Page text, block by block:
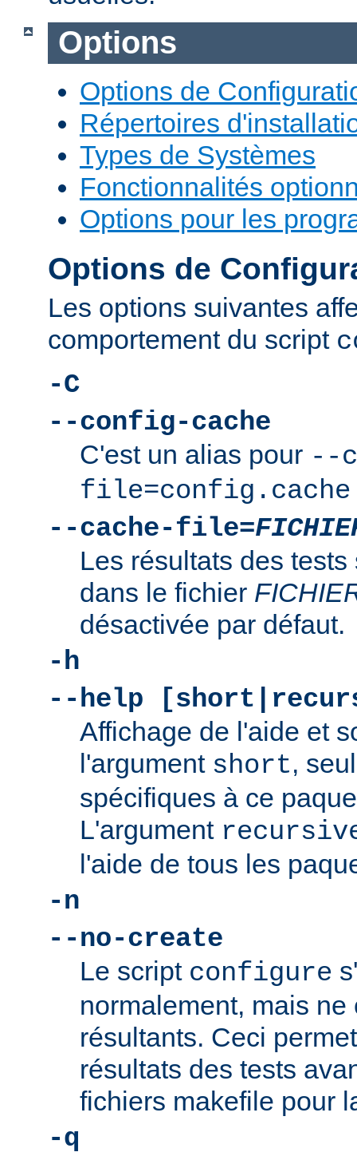
Options
Options de
Répertoires
Types de Systèmes
Fonctionnalités
Options pour les
Options de
Les options suivantes
comportement du script
-C
--config-cache
C'est un alias pour --
file=config.cache
--cache-file=
Les résultats des
dans le fichier
désactivée par défaut.
-h
--help
Affichage de l'aide et
l'argument short,
spécifiques à ce
L'argument
l'aide de tous les
-n
--no-create
Le script configure
normalement, mais
résultants. Ceci
résultats des tests
fichiers makefile pour
-q